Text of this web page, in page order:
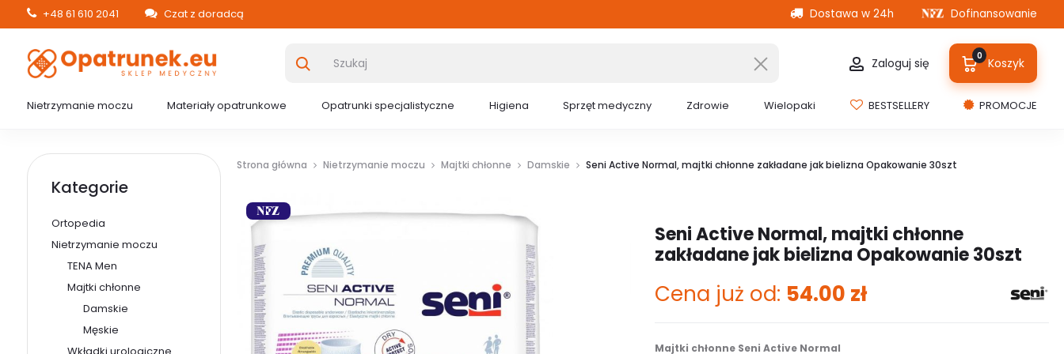
+48 61 610 2041 Czat z doradcą Dostawa w 24h Dofinansowanie
Zaloguj się 0 Koszyk
Nietrzymanie moczu Materiały opatrunkowe Opatrunki specjalistyczne Higiena Sprzęt medyczny Zdrowie Wielopaki BESTSELLERY PROMOCJE
Strona główna Nietrzymanie moczu Majtki chłonne Damskie Seni Active Normal, majtki chłonne zakładane jak bielizna Opakowanie 30szt
Seni Active Normal, majtki chłonne
zakładane jak bielizna Opakowanie 30szt
Cena już od: 54.00 zł
Majtki chłonne Seni Active Normal
Kategorie
Ortopedia
Nietrzymanie moczu
TENA Men
Majtki chłonne
Damskie
Męskie